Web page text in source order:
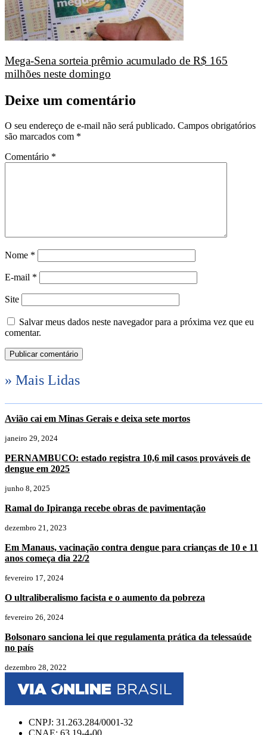
Mega-Sena sorteia prêmio acumulado de R$ 165
milhões neste domingo
Deixe um comentário
O seu endereço de e-mail não será publicado. Campos obrigatórios
são marcados com *
Comentário *
Nome *
E-mail *
Site
Salvar meus dados neste navegador para a próxima vez que eu
comentar.
» Mais Lidas
Avião cai em Minas Gerais e deixa sete mortos
janeiro 29, 2024
PERNAMBUCO: estado registra 10,6 mil casos prováveis de
dengue em 2025
junho 8, 2025
Ramal do Ipiranga recebe obras de pavimentação
dezembro 21, 2023
Em Manaus, vacinação contra dengue para crianças de 10 e 11
anos começa dia 22/2
fevereiro 17, 2024
O ultraliberalismo facista e o aumento da pobreza
fevereiro 26, 2024
Bolsonaro sanciona lei que regulamenta prática da telessaúde
no país
dezembro 28, 2022
CNPJ: 31.263.284/0001-32
CNAE: 63.19-4-00